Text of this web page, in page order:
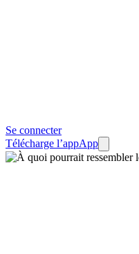
Se connecter
Télécharge l’appApp